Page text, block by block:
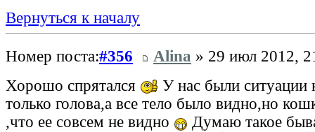
Вернуться к началу
Номер поста:#356 Alina » 29 июл 2012,
Хорошо спрятался
У нас были ситуации
только голова,а все тело было видно,но
,что ее совсем не видно
Думаю такое